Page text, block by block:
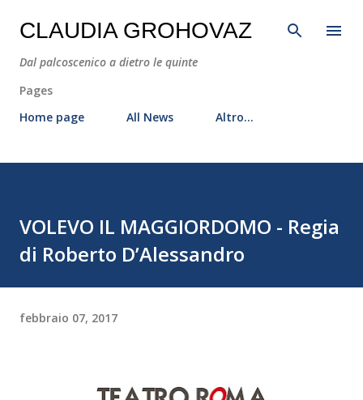
Passa ai contenuti principali
CLAUDIA GROHOVAZ
Dal palcoscenico a dietro le quinte
Pages
Home page
All News Altro…
VOLEVO IL MAGGIORDOMO - Regia
di Roberto D’Alessandro
febbraio 07, 2017